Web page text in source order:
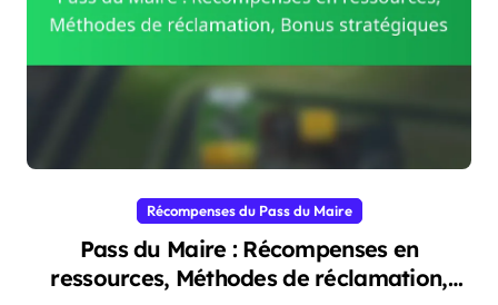
Récompenses du Pass du Maire
Pass du Maire : Récompenses en
ressources, Méthodes de réclamation,